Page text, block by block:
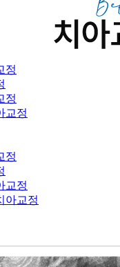
정
정
교정
정
교정
아교정